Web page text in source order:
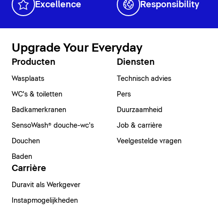
Excellence Responsibility
Upgrade Your Everyday
Producten
Wasplaats
WC's & toiletten
Badkamerkranen
SensoWash® douche-wc's
Douchen
Baden
Diensten
Technisch advies
Pers
Duurzaamheid
Job & carrière
Veelgestelde vragen
Carrière
Duravit als Werkgever
Instapmogelijkheden